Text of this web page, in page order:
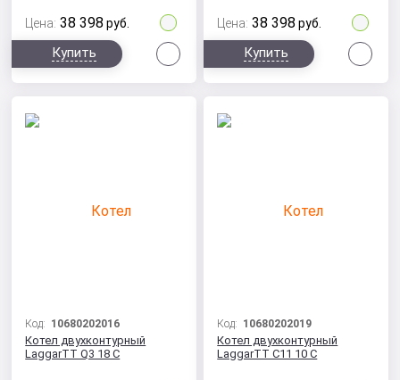
Цена: 38 398 руб.
Купить
Цена: 38 398 руб.
Купить
Код: 10680202016
Котел двухконтурный
LaggarTT Q3 18 C
Код: 10680202019
Котел двухконтурный
LaggarTT C11 10 C